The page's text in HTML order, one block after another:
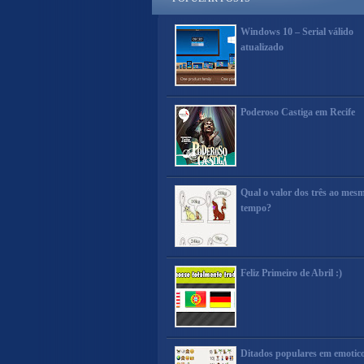
Windows 10 – Serial válido
atualizado
Poderoso Castiga em Recife
Qual o valor dos três ao
tempo?
Feliz Primeiro de Abril :)
Ditados populares em